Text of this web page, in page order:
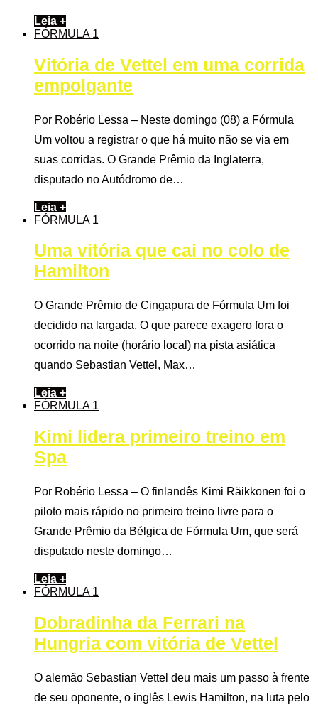
Leia +
FÓRMULA 1
Vitória de Vettel em uma corrida
empolgante
Por Robério Lessa – Neste domingo (08) a Fórmula
Um voltou a registrar o que há muito não se via em
suas corridas. O Grande Prêmio da Inglaterra,
disputado no Autódromo de…
Leia +
FÓRMULA 1
Uma vitória que cai no colo de
Hamilton
O Grande Prêmio de Cingapura de Fórmula Um foi
decidido na largada. O que parece exagero fora o
ocorrido na noite (horário local) na pista asiática
quando Sebastian Vettel, Max…
Leia +
FÓRMULA 1
Kimi lidera primeiro treino em
Spa
Por Robério Lessa – O finlandês Kimi Räikkonen foi o
piloto mais rápido no primeiro treino livre para o
Grande Prêmio da Bélgica de Fórmula Um, que será
disputado neste domingo…
Leia +
FÓRMULA 1
Dobradinha da Ferrari na
Hungria com vitória de Vettel
O alemão Sebastian Vettel deu mais um passo à frente
de seu oponente, o inglês Lewis Hamilton, na luta pelo